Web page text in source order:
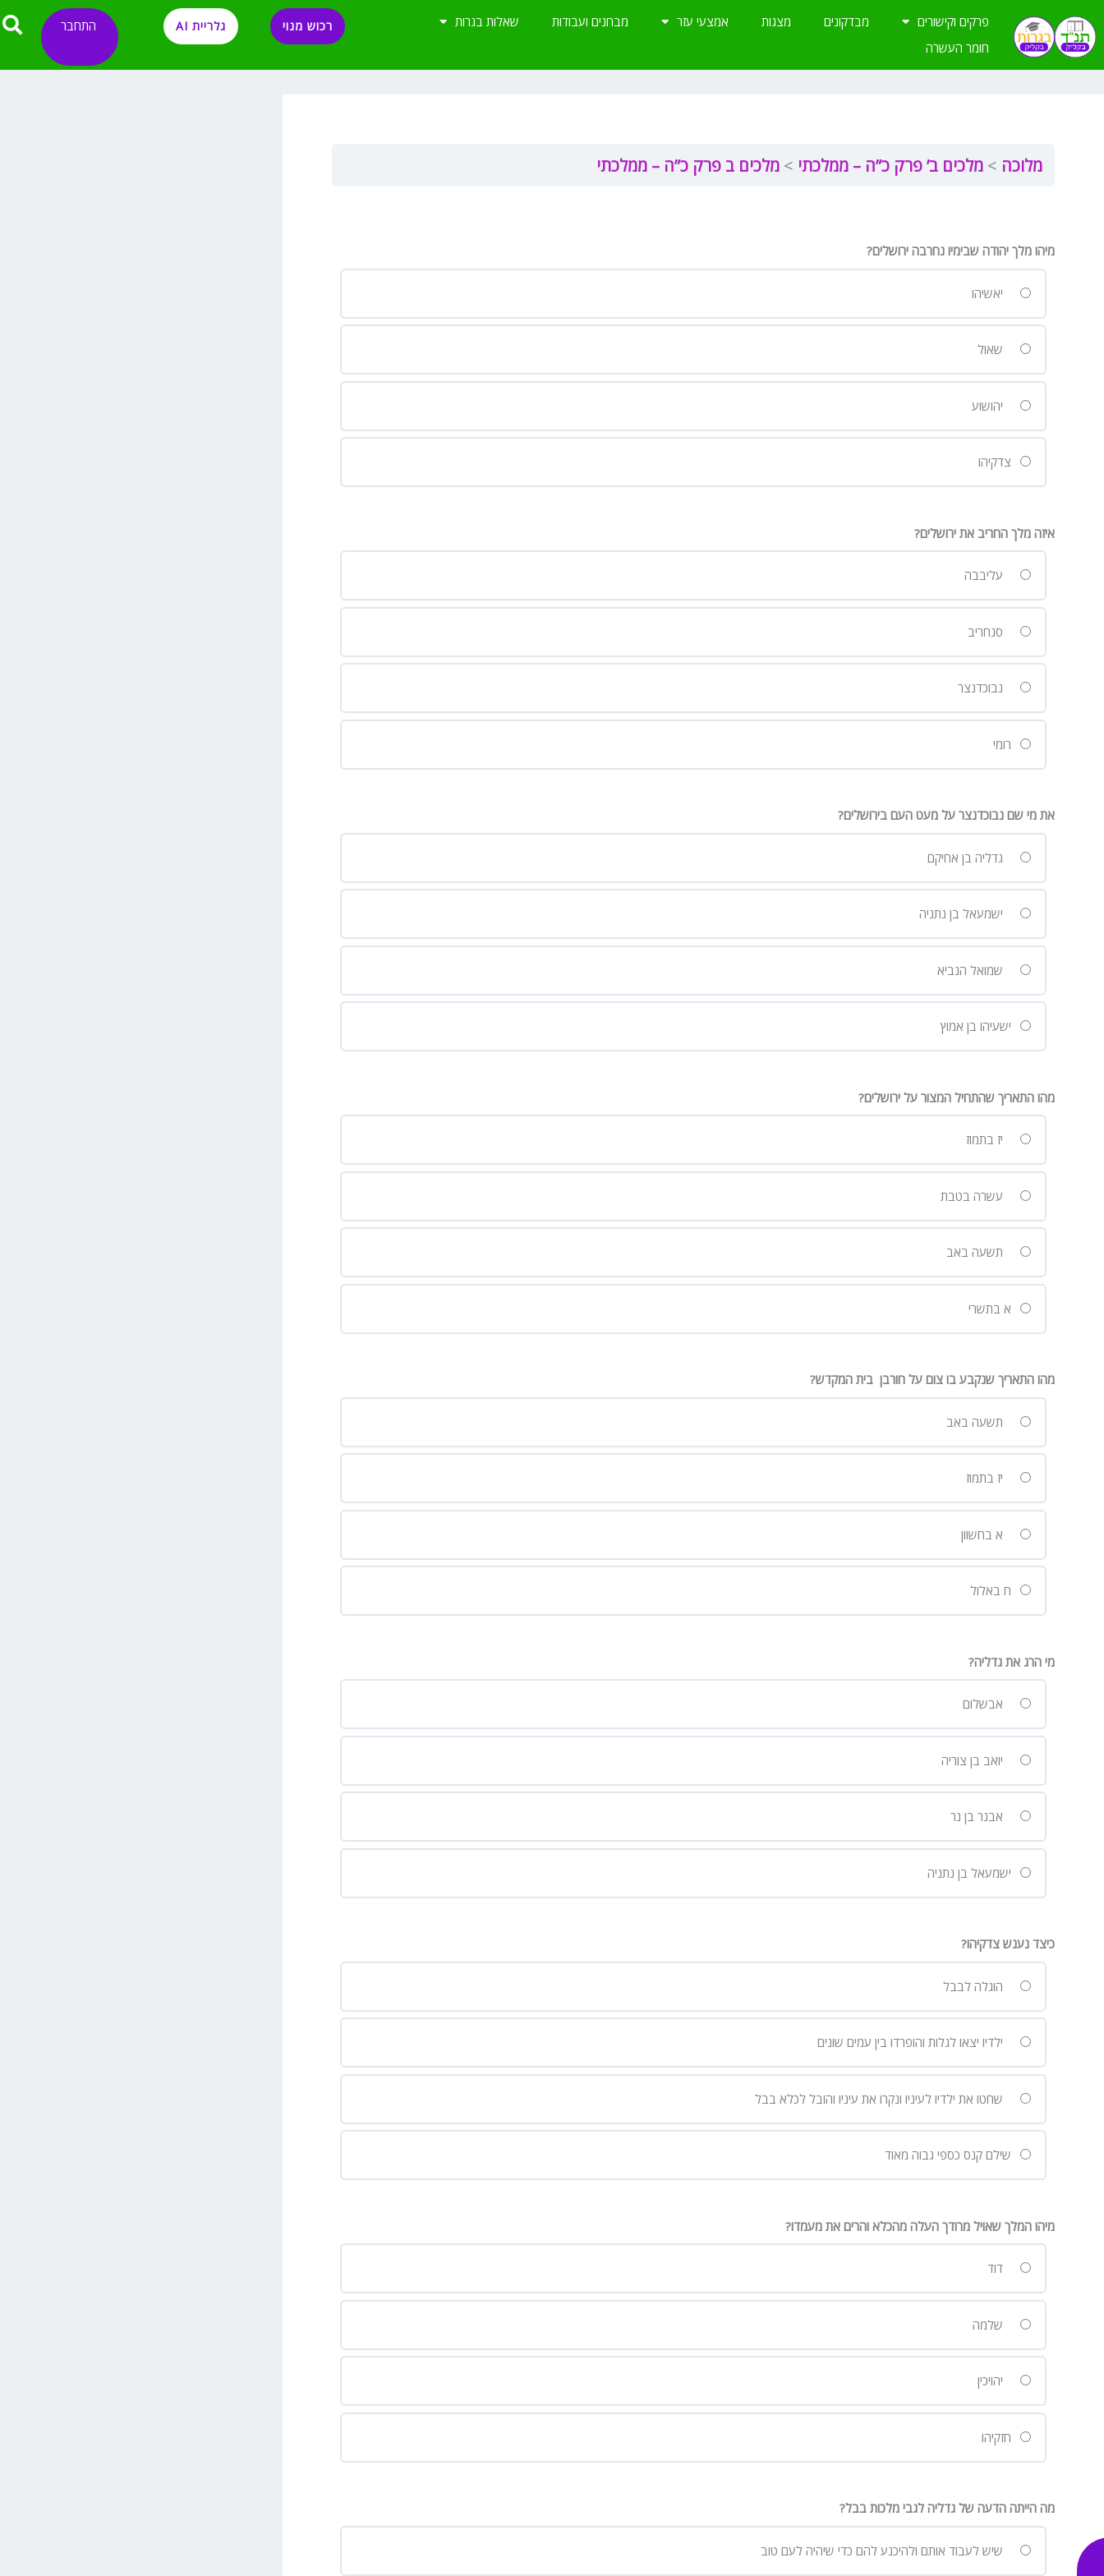
לתוכן
פרקים וקישורים מבדקונים מצגות אמצעי עזר מבחנים ועבודות
שאלות בגרות
חומר העשרה
רכוש מנוי גלריית AI התחבר
מלוכה מלכים ב’ פרק כ”ה – ממלכתי מלכים ב פרק כ”ה – ממלכתי
מיהו מלך יהודה שבימיו נחרבה ירושלים?
יאשיהו
שאול
יהושוע
צדקיהו
איזה מלך החריב את ירושלים?
עליבבה
סנחריב
נבוכדנצר
רומי
את מי שם נבוכדנצר על מעט העם בירושלים?
גדליה בן אחיקם
ישמעאל בן נתניה
שמואל הנביא
ישעיהו בן אמוץ
מהו התאריך שהתחיל המצור על ירושלים?
יז בתמוז
עשרה בטבת
תשעה באב
א בתשרי
מהו התאריך שנקבע בו צום על חורבן בית המקדש?
תשעה באב
יז בתמוז
א בחשוון
ח באלול
מי הרג את גדליה?
אבשלום
יואב בן צוריה
אבנר בן נר
ישמעאל בן נתניה
כיצד נענש צדקיהו?
הוגלה לבבל
ילדיו יצאו לגלות והופרדו בין עמים שונים
שחטו את ילדיו לעיניו ונקרו את עיניו והובל לכלא בבל
שילם קנס כספי גבוה מאוד
מיהו המלך שאויל מרודך העלה מהכלא והרים את מעמדו?
דוד
שלמה
יהויכין
חזקיהו
מה הייתה הדעה של גדליה לגבי מלכות בבל?
שיש לעבוד אותם ולהיכנע להם כדי שיהיה לעם טוב